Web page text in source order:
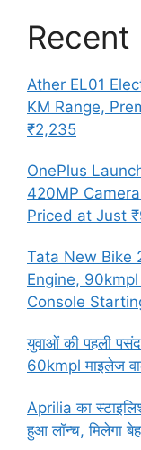
Recent
Ather EL01
KM Range,
₹2,235
OnePlus
420MP
Priced at Just
Tata New Bike
Engine,
Console
युवाओं की पहली
60kmpl माइलेज
Aprilia का
हुआ लॉन्च, मिलेगा